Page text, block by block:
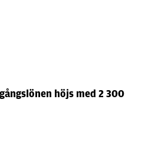
höjs med 2 300